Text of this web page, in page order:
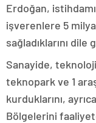
Erdoğan,
işverenlere 5
sağladıklarını dile
Sanayide,
teknopark ve 1
kurduklarını,
Bölgelerini